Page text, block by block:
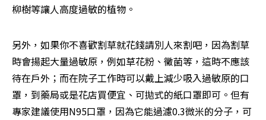
柳樹等讓人高度過敏的植物。
另外，如果你不喜歡割草就花錢請別人來割吧，因為割草
時會揚起大量過敏原，例如草花粉、黴菌等，這時不應該
待在戶外；而在院子工作時可以戴上減少吸入過敏原的口
罩，到藥局或是花店買便宜、可拋式的紙口罩即可。但有
專家建議使用N95口罩，因為它能過濾0.3微米的分子，可